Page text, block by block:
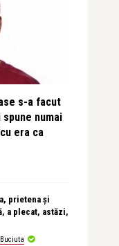
s-a facut
numai
era ca
prietena și
a plecat, astăzi,